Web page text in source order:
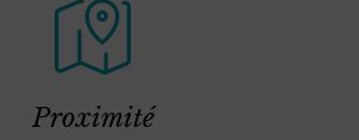
Proximité